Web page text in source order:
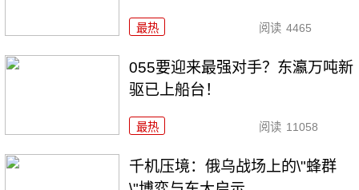
最热 阅读 4465
055要迎来最强对手？东瀛万吨新
驱已上船台！
最热 阅读 11058
千机压境：俄乌战场上的\"蜂群